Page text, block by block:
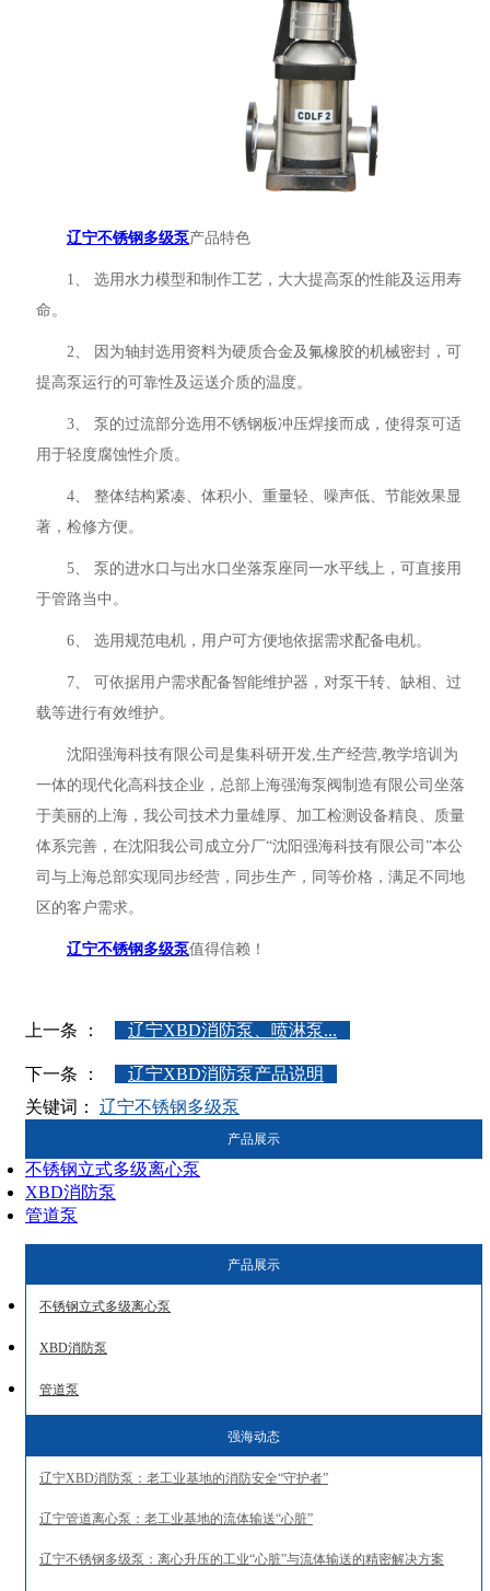
辽宁不锈钢多级泵产品特色
1、 选用水力模型和制作工艺，大大提高泵的性能及运用寿
命。
2、 因为轴封选用资料为硬质合金及氟橡胶的机械密封，可
提高泵运行的可靠性及运送介质的温度。
3、 泵的过流部分选用不锈钢板冲压焊接而成，使得泵可适
用于轻度腐蚀性介质。
4、 整体结构紧凑、体积小、重量轻、噪声低、节能效果显
著，检修方便。
5、 泵的进水口与出水口坐落泵座同一水平线上，可直接用
于管路当中。
6、 选用规范电机，用户可方便地依据需求配备电机。
7、 可依据用户需求配备智能维护器，对泵干转、缺相、过
载等进行有效维护。
沈阳强海科技有限公司是集科研开发,生产经营,教学培训为
一体的现代化高科技企业，总部上海强海泵阀制造有限公司坐落
于美丽的上海，我公司技术力量雄厚、加工检测设备精良、质量
体系完善，在沈阳我公司成立分厂“沈阳强海科技有限公司”本公
司与上海总部实现同步经营，同步生产，同等价格，满足不同地
区的客户需求。
辽宁不锈钢多级泵值得信赖！
上一条 ： 辽宁XBD消防泵、喷淋泵...
下一条 ：
辽宁XBD消防泵产品说明
关键词： 辽宁不锈钢多级泵
产品展示
不锈钢立式多级离心泵
XBD消防泵
管道泵
产品展示
不锈钢立式多级离心泵
XBD消防泵
管道泵
强海动态
辽宁XBD消防泵：老工业基地的消防安全“守护者”
辽宁管道离心泵：老工业基地的流体输送“心脏”
辽宁不锈钢多级泵：离心升压的工业“心脏”与流体输送的精密解决方案